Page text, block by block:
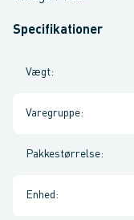
Specifikationer
Vægt:
Varegruppe:
Pakkestørrelse:
Enhed :